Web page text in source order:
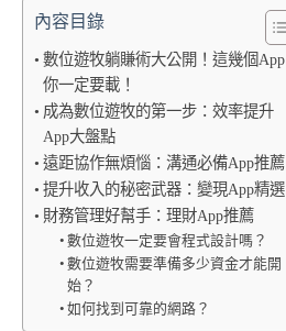
內容目錄
數位遊牧躺賺術大公開！這幾個App
你一定要載！
成為數位遊牧的第一步：效率提升
App大盤點
遠距協作無煩惱：溝通必備App推薦
提升收入的秘密武器：變現App精選
財務管理好幫手：理財App推薦
數位遊牧一定要會程式設計嗎？
數位遊牧需要準備多少資金才能開
始？
如何找到可靠的網路？